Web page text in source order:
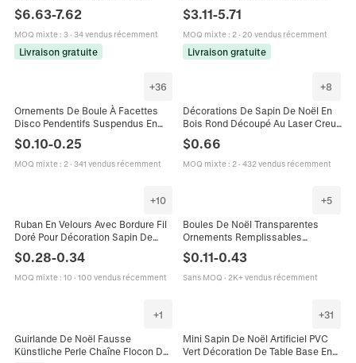
Peintes Avec Nœud À Carreaux
$6.63-7.62
MOQ mixte: 3· 34 vendus récemment
Livraison gratuite
De Vacances Maison Festive
$3.11-5.71
MOQ mixte: 2· 20 vendus récemment
Livraison gratuite
+36
Ornements De Boule À Facettes
Disco Pendentifs Suspendus En
Mosaïque Réfléchissante Pour
Décoration Sapin De Noël Fête
$0.10-0.25
MOQ mixte: 2· 341 vendus récemment
+8
Décorations De Sapin De Noël En
Bois Rond Découpé Au Laser Creux
Animal Crèche Suspendus
Pendentifs Artisanat En Bois
Décoration
$0.66
MOQ mixte: 2· 432 vendus récemment
+10
Ruban En Velours Avec Bordure Fil
Doré Pour Décoration Sapin De
Noël Nœuds DIY Emballage
Cadeau
$0.28-0.34
MOQ mixte: 10 · 100 vendus récemment
+5
Boules De Noël Transparentes
Ornements Remplissables
Plastique PET Creux Sans Couture
Décoration Suspendue Sapin
Fenêtre
$0.11-0.43
Sans MOQ · 2K+ vendus récemment
+1
Guirlande De Noël Fausse
Künstliche Perle Chaîne Flocon De
+31
Mini Sapin De Noël Artificiel PVC
Vert Décoration De Table Base En